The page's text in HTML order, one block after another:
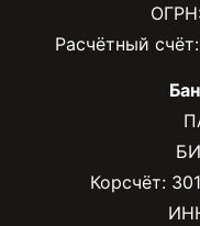
Расчётный
Корсчёт: